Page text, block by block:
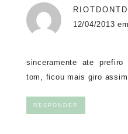
12/04/2013
sinceramente ate
tom, ficou mais giro
RESPONDER